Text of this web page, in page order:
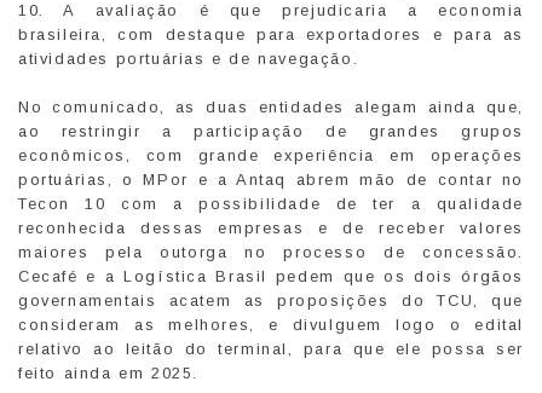
10. A avaliação é que prejudicaria a economia
brasileira, com destaque para exportadores e para as
atividades portuárias e de navegação.
No comunicado, as duas entidades alegam ainda que,
ao restringir a participação de grandes grupos
econômicos, com grande experiência em operações
portuárias, o MPor e a Antaq abrem mão de contar no
Tecon 10 com a possibilidade de ter a qualidade
reconhecida dessas empresas e de receber valores
maiores pela outorga no processo de concessão.
Cecafé e a Logística Brasil pedem que os dois órgãos
governamentais acatem as proposições do TCU, que
consideram as melhores, e divulguem logo o edital
relativo ao leitão do terminal, para que ele possa ser
feito ainda em 2025.